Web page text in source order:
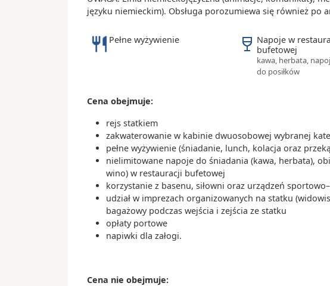
Dominikana
Dzień na morzu
09:00- 22:00
Aruba
Dzień 24.niedz.
Willemstad(Curacao)
Curaçao
Dzień 25.pon.29.11.2027
Kralendijk
Bonaire
Dzień 26.wt.30.11.2027
Dzień na morzu
Saint George
- w Hamburgu znajduje się najwięcej mostów na
- hamburger jako potrawa i jako słowo wywodzi się
od befsztyka po hambursku, czyli kotleta z siekanej
wołowiny wprowadzonego do kuchni
języku niemieckim). Obsługa porozumiewa się również po
Pełne wyżywienie
Napoje w
bufetowej
kawa, herbata,
do posiłków
Cena obejmuje:
rejs statkiem
zakwaterowanie w kabinie dwuosobowej wybranej
pełne wyżywienie (śniadanie, lunch, kolacja oraz
nielimitowane napoje do śniadania (kawa, herbata),
wino) w restauracji bufetowej
korzystanie z basenu, siłowni oraz urządzeń
udział w imprezach organizowanych na statku
bagażowy podczas wejścia i zejścia ze statku
opłaty portowe
napiwki dla załogi.
Cena nie obejmuje: